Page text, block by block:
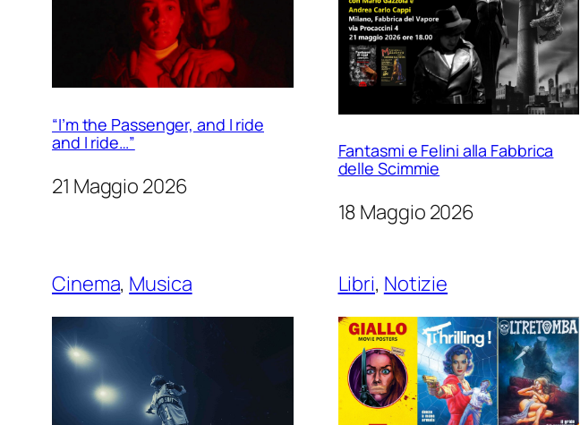
“I’m the Passenger, and I ride
and I ride…”
21 Maggio 2026
Fantasmi e Felini alla Fabbrica
delle Scimmie
18 Maggio 2026
Cinema, Musica Libri, Notizie